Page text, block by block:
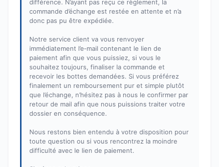
différence. N’ayant pas reçu ce règlement, la
commande d’échange est restée en attente et n’a
donc pas pu être expédiée.
Notre service client va vous renvoyer
immédiatement l’e‑mail contenant le lien de
paiement afin que vous puissiez, si vous le
souhaitez toujours, finaliser la commande et
recevoir les bottes demandées. Si vous préférez
finalement un remboursement pur et simple plutôt
que l’échange, n’hésitez pas à nous le confirmer par
retour de mail afin que nous puissions traiter votre
dossier en conséquence.
Nous restons bien entendu à votre disposition pour
toute question ou si vous rencontrez la moindre
difficulté avec le lien de paiement.